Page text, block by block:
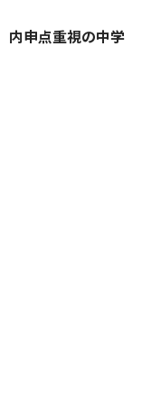
内申点重視の中学